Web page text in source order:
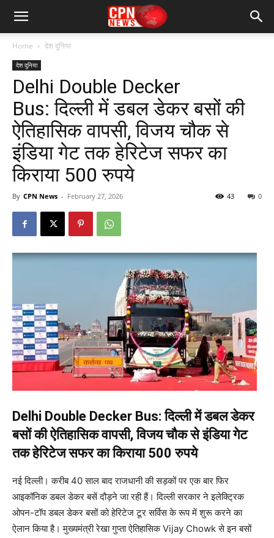
Home देश दुनिया
देश दुनिया
Delhi Double Decker
Bus: दिल्ली में डबल डेकर बसों की
ऐतिहासिक वापसी, विजय चौक से
इंडिया गेट तक हेरिटेज सफर का
किराया 500 रुपये
By CPN News - February 27, 2026 0
43
Delhi Double Decker Bus: दिल्ली में डबल डेकर
बसों की ऐतिहासिक वापसी, विजय चौक से इंडिया गेट
तक हेरिटेज सफर का किराया 500 रुपये
नई दिल्ली। करीब 40 साल बाद राजधानी की सड़कों पर एक बार फिर
आइकॉनिक डबल डेकर बसें दौड़ने जा रही हैं। दिल्ली सरकार ने इलेक्ट्रिक
ओपन-टॉप डबल डेकर बसों को हेरिटेज टूर सर्विस के रूप में शुरू करने का
ऐलान किया है। मुख्यमंत्री रेखा गुप्ता ऐतिहासिक Vijay Chowk से इन बसों